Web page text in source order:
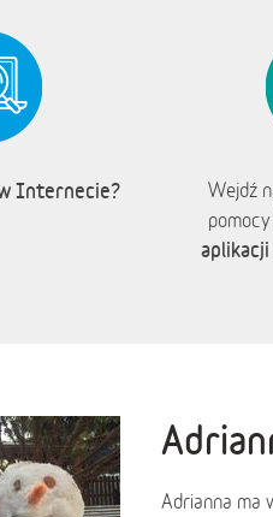
Internecie?
Wejdź
pomocy
Adrianna ma